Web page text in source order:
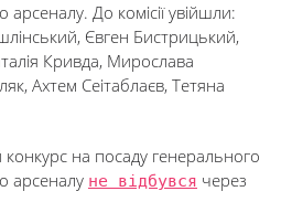
До комісії увійшли:
Євген Бистрицький,
Кривда, Мирослава
Ахтем Сеітаблаєв, Тетяна
на посаду генерального
арсеналу не відбувся через